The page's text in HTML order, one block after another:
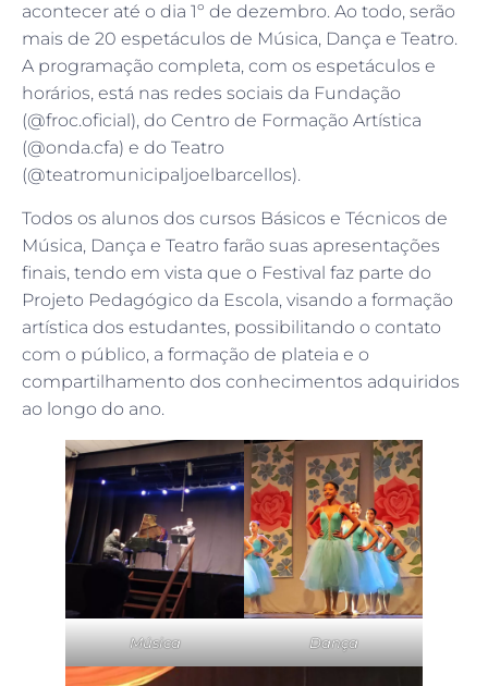
acontecer até o dia 1º de dezembro. Ao todo, serão
mais de 20 espetáculos de Música, Dança e Teatro.
A programação completa, com os espetáculos e
horários, está nas redes sociais da Fundação
(@froc.oficial), do Centro de Formação Artística
(@onda.cfa) e do Teatro
(@teatromunicipaljoelbarcellos).
Todos os alunos dos cursos Básicos e Técnicos de
Música, Dança e Teatro farão suas apresentações
finais, tendo em vista que o Festival faz parte do
Projeto Pedagógico da Escola, visando a formação
artística dos estudantes, possibilitando o contato
com o público, a formação de plateia e o
compartilhamento dos conhecimentos adquiridos
ao longo do ano.
Música Dança